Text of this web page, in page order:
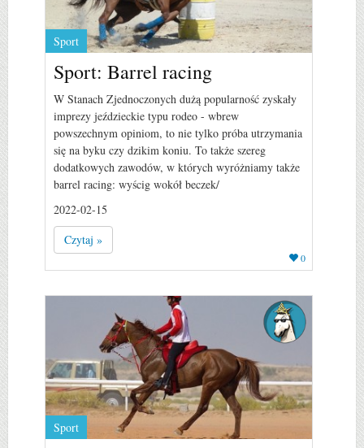
Sport
Sport: Barrel racing
W Stanach Zjednoczonych dużą popularność zyskały
imprezy jeździeckie typu rodeo - wbrew
powszechnym opiniom, to nie tylko próba utrzymania
się na byku czy dzikim koniu. To także szereg
dodatkowych zawodów, w których wyróżniamy także
barrel racing: wyścig wokół beczek/
2022-02-15
Czytaj »
0
Sport